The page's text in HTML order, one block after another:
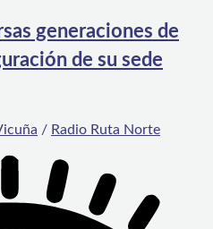
generaciones de
de su sede
/ Radio Ruta Norte